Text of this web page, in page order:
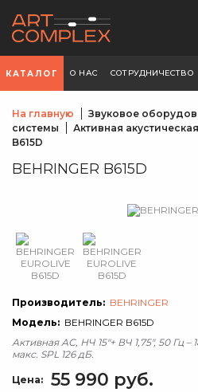
КАТАЛОГ О НАС СОТРУДНИЧЕСТВО
На главную Звуковое
системы
Активная
B615D
BEHRINGER B615D
Производитель: BEHRINGER
Модель: BEHRINGER B615D
Активная АС, НЧ 15"+ ВЧ 1,75", 50 Гц –
макс. SPL 126 дБ.
Цена: 55 990 руб.